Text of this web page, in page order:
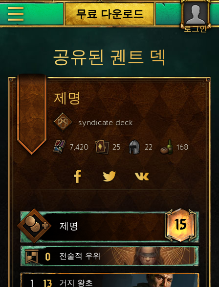
로그인
무료 다운로드
공유된 궨트 덱
제명
syndicate deck
7,420 25 22 168
제명 15
0 전술적 우위
1 13 거지 왕초